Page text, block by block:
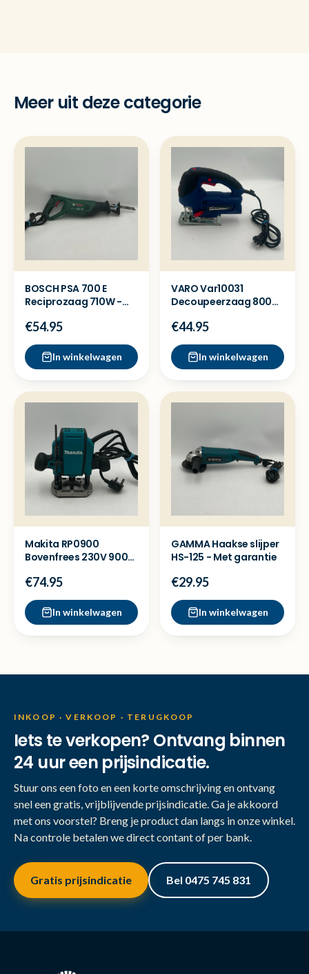
Meer uit deze categorie
BOSCH PSA 700 E
Reciprozaag 710W -
€54.95
In winkelwagen
VARO Var10031
Decoupeerzaag 800W
€44.95
In winkelwagen
Makita RP0900
Bovenfrees 230V 900W
€74.95
In winkelwagen
GAMMA Haakse slijper
HS-125 - Met garantie
€29.95
In winkelwagen
INKOOP · VERKOOP · TERUGKOOP
Iets te verkopen? Ontvang binnen
24 uur een prijsindicatie.
Stuur ons een foto en een korte omschrijving en ontvang
snel een gratis, vrijblijvende prijsindicatie. Ga je akkoord
met ons voorstel? Breng je product dan langs in onze winkel.
Na controle betalen we direct contant of per bank.
Gratis prijsindicatie Bel 0475 745 831